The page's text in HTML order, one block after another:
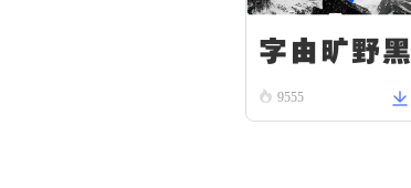
字由旷野黑
9555